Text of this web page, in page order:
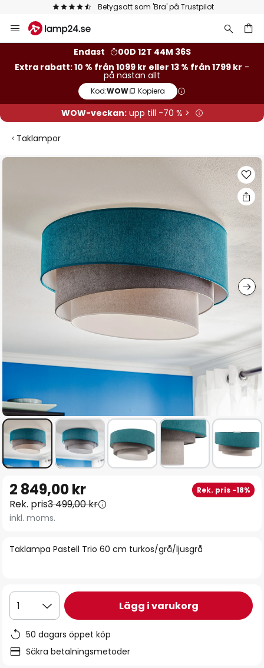
Betygsatt som 'Bra' på Trustpilot
Hoppa
till
Endast
00D 12T 44M 35S
Extra rabatt: 10 % från 1099 kr eller 13 % från 1799 kr -
på nästan allt
Kod:WOW Kopiera
WOW-veckan:upp till -70 % >
Taklampor
Hoppa
bildgalleriet
till
början
av
Taklampa Pastell Trio 60 cm turkos/grå/ljusgrå
2 849,00 kr Rek. pris -18%
Rek. pris3 499,00 kr
inkl. moms.
1 Lägg i varukorg
50 dagars öppet köp
Säkra betalningsmetoder